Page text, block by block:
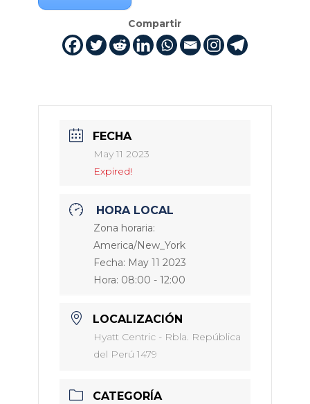
Compartir
FECHA
May 11 2023
Expired!
HORA LOCAL
Zona horaria:
America/New_York
Fecha: May 11 2023
Hora: 08:00 - 12:00
LOCALIZACIÓN
Hyatt Centric - Rbla. República
del Perú 1479
CATEGORÍA